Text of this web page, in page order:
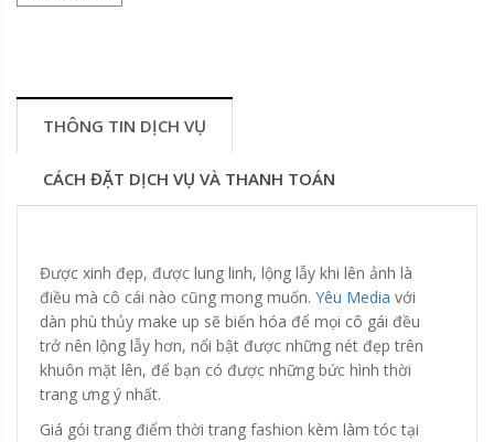
THÔNG TIN DỊCH VỤ
CÁCH ĐẶT DỊCH VỤ VÀ THANH TOÁN
Được xinh đẹp, được lung linh, lộng lẫy khi lên ảnh là
điều mà cô cái nào cũng mong muốn. Yêu Media với
dàn phù thủy make up sẽ biến hóa để mọi cô gái đều
trở nên lộng lẫy hơn, nổi bật được những nét đẹp trên
khuôn mặt lên, để bạn có được những bức hình thời
trang ưng ý nhất.
Giá gói trang điểm thời trang fashion kèm làm tóc tại